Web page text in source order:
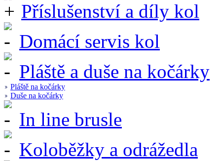
Příslušenství a díly kol
Domácí servis kol
Pláště a duše na kočárky
Pláště na kočárky
Duše na kočárky
In line brusle
Koloběžky a odrážedla